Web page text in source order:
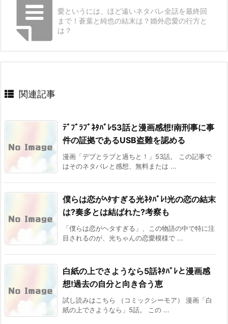
愛というには、ほど遠いネタバレ全話を最終回
まで！蒼葉と純也の結末は？婚外恋愛の行方と
は？
関連記事
ﾃﾞﾌﾞﾗﾌﾞﾈﾀﾊﾞﾚ53話と漫画感想!南刑事に事
件の証拠であるUSB盗難を認める
漫画「デブとラブと過ちと！」53話。 この記事で
はそのネタバレと感想、無料または ...
僕らは恋がﾍﾀすぎる光ﾈﾀﾊﾞﾚ!光の恋の結末
は?奏多とは結ばれた?考察も
「僕らは恋がヘタすぎる」、この物語の中で特に注
目されるのが、光ちゃんの恋愛模様で ...
白紙の上でさようなら5話ﾈﾀﾊﾞﾚと漫画感
想!過去の自分と向き合う恵
試し読みはこちら （コミックシーモア） 漫画「白
紙の上でさようなら」5話。 この ...